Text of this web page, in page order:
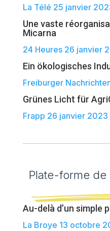
La Télé 25 janvier
Une vaste
Micarna
24 Heures 26 janvier
Ein ökologisches
Freiburger
Grünes Licht für
Frapp 26 janvier 2023
Plate-forme de
Au-delà d’un simple
La Broye 13 octobre